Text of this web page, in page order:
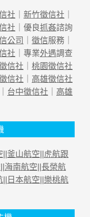
社 ｜ 新竹徵信社 ｜
社 ｜優良抓姦諮詢
公司 ｜ 徵信服務｜
社 ｜專業外遇調查
信社 ｜ 桃園徵信社
信社 ｜ 高雄徵信社
｜ 台中徵信社 ｜ 高雄
釜山航空
虎航跟
海南航空 長榮航
日本航空 樂桃航